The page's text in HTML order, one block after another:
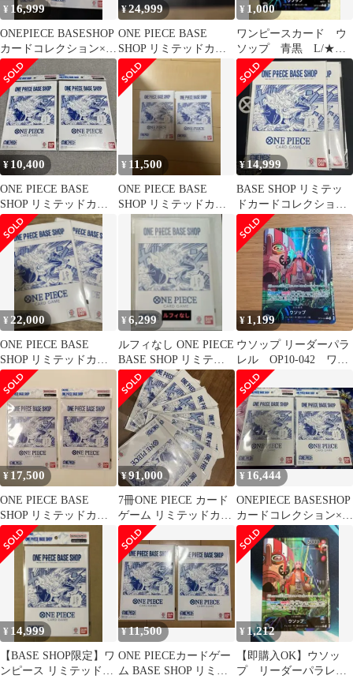
¥ 16,999
ONEPIECE BASESHOP
カードコレクション×2
セット
¥24,999
ONE PIECE BASE
SHOP リミテッドカー
ドコレクション 2セッ
ト
¥ 1,000
ワンピースカード ウ
ソップ 青黒 L/★パ
ラレル OP10-042
¥ 10,400
ONE PIECE BASE
SHOP リミテッドカー
ドコレクション vol.1
¥ 11,500
ONE PIECE BASE
SHOP リミテッドカー
ドコレクション ２セッ
¥ 14,999
BASE SHOP リミテッ
ドカードコレクション
vol.1
¥ 22,000
ONE PIECE BASE
SHOP リミテッドカー
ドコレクション 2セッ
ト
¥6,299
ルフィなし ONE PIECE
BASE SHOP リミテッ
ドカードコレクション
¥ 1,199
ウソップ リーダーパラ
レル OP10-042 ワン
ピースカード
¥ 17,500
ONE PIECE BASE
SHOP リミテッドカー
ドコレクション vol.1
¥91,000
7冊ONE PIECE カード
ゲーム リミテッドカー
ドコレクションvol.1
¥ 16,444
ONEPIECE BASESHOP
カードコレクション×2
個
¥ 14,999
【BASE SHOP限定】ワ
ンピース リミテッドカ
¥11,500
ONE PIECEカードゲー
ム BASE SHOP リミテ
¥ 1,212
【即購入OK】ウソッ
プ リーダーパラレ